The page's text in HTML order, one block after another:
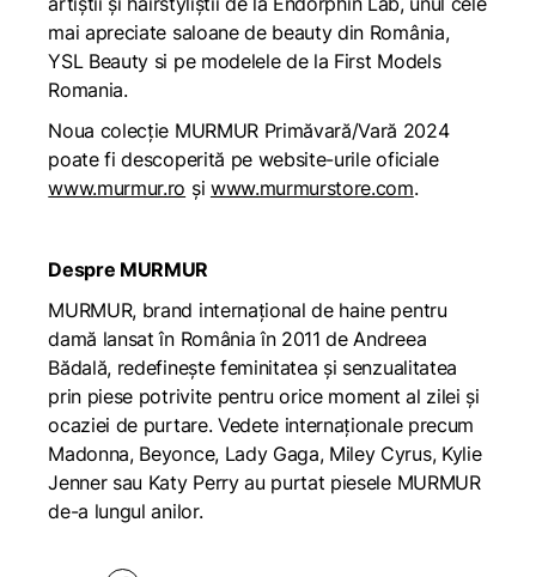
mai apreciate saloane de beauty din România,
YSL Beauty si pe modelele de la First Models
Romania.
Noua colecție MURMUR Primăvară/Vară 2024
poate fi descoperită pe website-urile oficiale
www.murmur.ro și www.murmurstore.com.
Despre MURMUR
MURMUR, brand internațional de haine pentru
damă lansat în România în 2011 de Andreea
Bădală, redefinește feminitatea și senzualitatea
prin piese potrivite pentru orice moment al zilei și
ocaziei de purtare. Vedete internaționale precum
Madonna, Beyonce, Lady Gaga, Miley Cyrus, Kylie
Jenner sau Katy Perry au purtat piesele MURMUR
de-a lungul anilor.